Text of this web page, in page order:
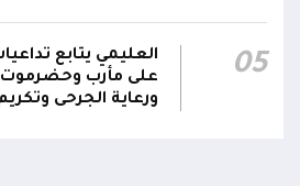
05
العليمي يتابع
على مأرب وحضرموت..
ورعاية الجرحى